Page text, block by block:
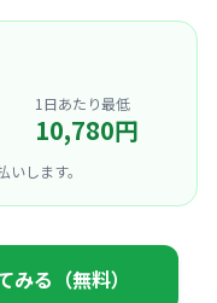
1日あたり最低
10,780円
します。
る（無料）